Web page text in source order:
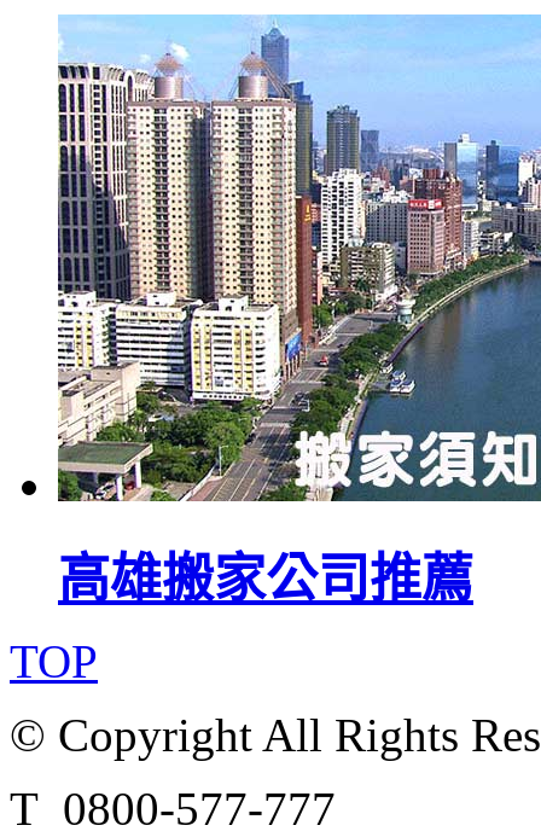
高雄搬家公司推薦
TOP
© Copyright All Rights
T 0800-577-777